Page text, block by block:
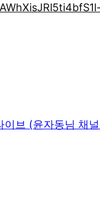
이브 (윤자동님